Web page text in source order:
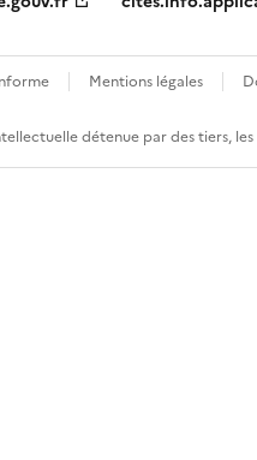
Mentions légales
détenue par des tiers,